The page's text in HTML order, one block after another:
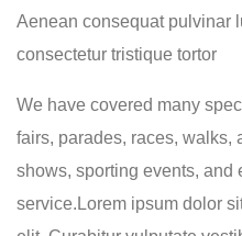
Aenean consequat pulvinar
consectetur tristique tortor
We have covered many
fairs, parades, races, walks,
shows, sporting events, and
service.Lorem ipsum dolor